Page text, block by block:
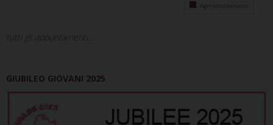
Agenda diocesana
tutti gli appuntamenti...
GIUBILEO GIOVANI 2025